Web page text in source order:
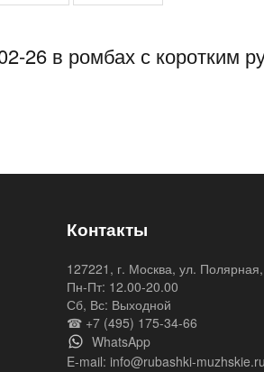
26 в ромбах с коротким
Контакты
127221, г. Москва, ул.
Пн-Пт: 12.00-20.00
Сб, Вс: Выходной
☎ +7 (495) 175-34-66
WhatsApp
E-mail: info@rubashki-muzhskie.ru